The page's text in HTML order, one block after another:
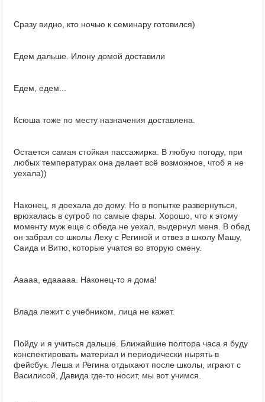
Сразу видно, кто ночью к семинару готовился)
Едем дальше. Илону домой доставили
Едем, едем...
Ксюша тоже по месту назначения доставлена.
Остается самая стойкая пассажирка. В любую погоду, при
любых температурах она делает всё возможное, чтоб я не
уехала))
Наконец, я доехала до дому. Но в попытке развернуться,
врюхалась в сугроб по самые фары. Хорошо, что к этому
моменту муж еще с обеда не уехал, выдернул меня. В обед
он забрал со школы Леху с Региной и отвез в школу Машу,
Саида и Витю, которые учатся во вторую смену.
Ааааа, едааааа. Наконец-то я дома!
Влада лежит с учебником, лица не кажет.
Пойду и я учиться дальше. Ближайшие полтора часа я буду
конспектировать материал и периодически нырять в
фейсбук. Леша и Регина отдыхают после школы, играют с
Василисой, Давида где-то носит, мы вот учимся.